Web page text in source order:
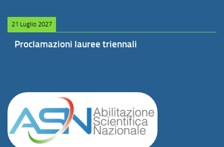
21 Luglio 2027
Proclamazioni lauree triennali